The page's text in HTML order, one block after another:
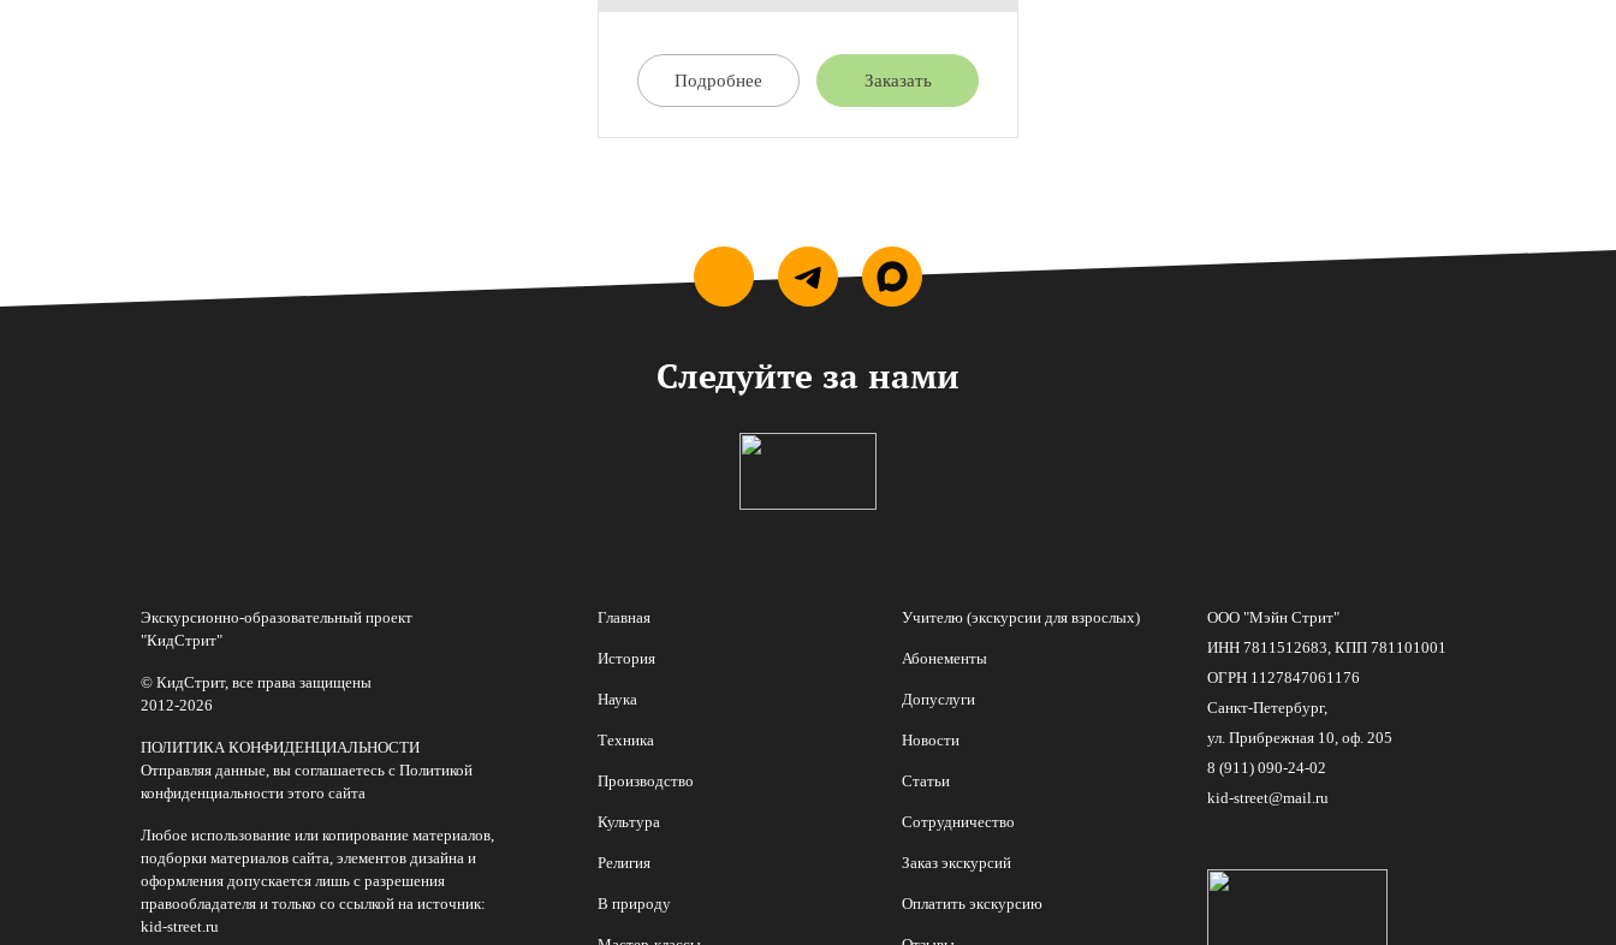
Подробнее Заказать
Следуйте за нами
Экскурсионно-образовательный проект
"КидСтрит"
© КидСтрит, все права защищены
2012-2026
ПОЛИТИКА КОНФИДЕНЦИАЛЬНОСТИ
Отправляя данные, вы соглашаетесь с Политикой
конфиденциальности этого сайта
Любое использование или копирование материалов,
подборки материалов сайта, элементов дизайна и
оформления допускается лишь с разрешения
правообладателя и только со ссылкой на источник:
kid-street.ru
Главная
История
Наука
Техника
Производство
Культура
Религия
В природу
Учителю (экскурсии для взрослых)
Абонементы
Допуслуги
Новости
Статьи
Сотрудничество
Заказ экскурсий
Оплатить экскурсию
ООО "Мэйн Стрит"
ИНН 7811512683, КПП 781101001
ОГРН 1127847061176
Санкт-Петербург,
ул. Прибрежная 10, оф. 205
8 (911) 090-24-02
kid-street@mail.ru